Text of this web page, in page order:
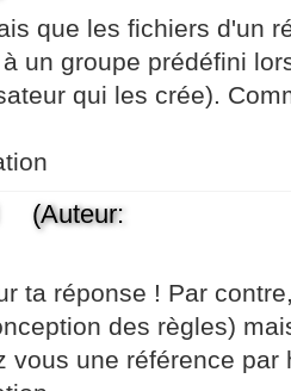
que les fichiers d'un
un groupe prédéfini
qui les crée).
ta réponse ! Par
des règles)
vous une référence par